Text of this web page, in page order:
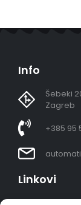
Info
Šebeki
Zagreb
+385 95
Linkovi